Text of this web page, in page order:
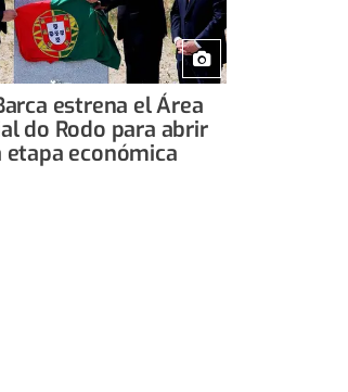
estrena el Área
do Rodo para abrir
etapa económica